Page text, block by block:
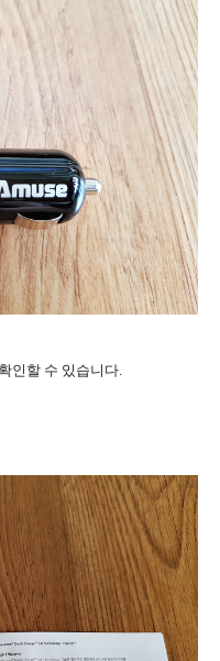
인할 수 있습니다.